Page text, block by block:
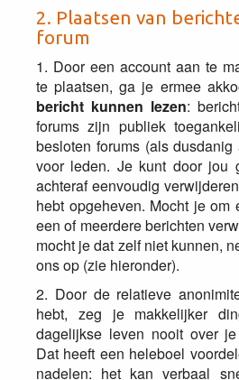
2. Plaatsen van
forum
1. Door een account aan te
te plaatsen, ga je ermee
bericht kunnen lezen:
forums zijn publiek
besloten forums (als
voor leden. Je kunt door jou
achteraf eenvoudig
hebt opgeheven. Mocht je om
een of meerdere berichten
mocht je dat zelf niet kunnen,
ons op (zie hieronder).
2. Door de relatieve
hebt, zeg je makkelijker
dagelijkse leven nooit over
Dat heeft een heleboel
nadelen: het kan verbaal